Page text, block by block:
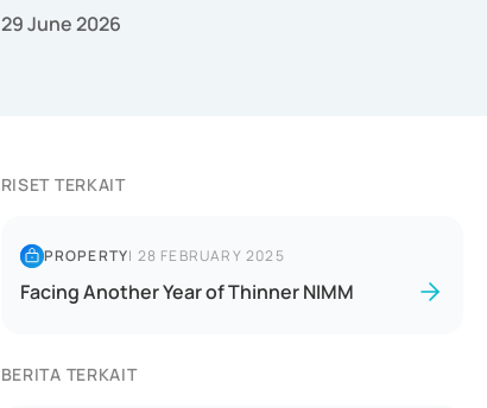
29 June 2026
RISET TERKAIT
PROPERTY| 28 FEBRUARY 2025
Facing Another Year of Thinner NIMM
BERITA TERKAIT